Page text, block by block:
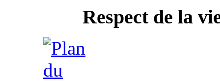
Respect de la